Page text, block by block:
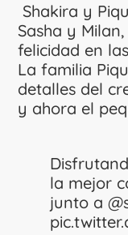
Shakira y
Sasha y
felicidad en
La familia
detalles del
y ahora el
la mejor
junto a